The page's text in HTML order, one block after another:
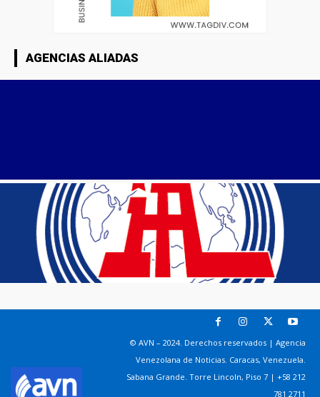
AGENCIAS ALIADAS
© AVN – 2024. Derechos reservados | Agencia
Venezolana de Noticias. Caracas, Venezuela.
Sabana Grande. Torre Lincoln, Piso 7 | +58 212
781 2711